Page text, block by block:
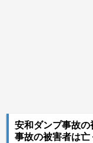
安和ダンプ事故
事故の被害者は